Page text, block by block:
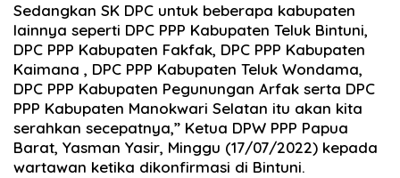
Sedangkan SK DPC untuk beberapa kabupaten
lainnya seperti DPC PPP Kabupaten Teluk Bintuni,
DPC PPP Kabupaten Fakfak, DPC PPP Kabupaten
Kaimana , DPC PPP Kabupaten Teluk Wondama,
DPC PPP Kabupaten Pegunungan Arfak serta DPC
PPP Kabupaten Manokwari Selatan itu akan kita
serahkan secepatnya,” Ketua DPW PPP Papua
Barat, Yasman Yasir, Minggu (17/07/2022) kepada
wartawan ketika dikonfirmasi di Bintuni.